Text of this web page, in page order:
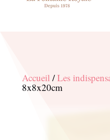
Accueil/Les
8x8x20cm